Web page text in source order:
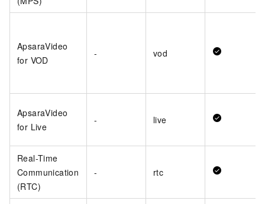
ApsaraVideo
for VOD
- vod
ApsaraVideo
for Live
- live
Real-Time
Communication
(RTC)
- rtc